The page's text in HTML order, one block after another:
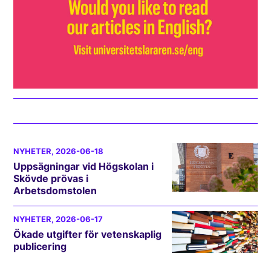
NYHETER, 2026-06-18
Uppsägningar vid Högskolan i
Skövde prövas i
Arbetsdomstolen
NYHETER, 2026-06-17
Ökade utgifter för vetenskaplig
publicering